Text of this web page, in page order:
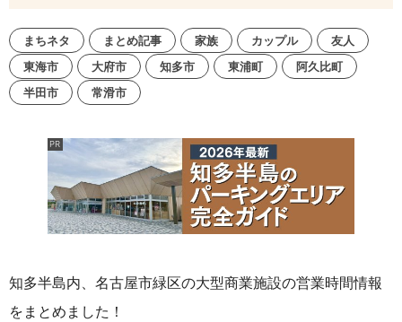
まちネタ まとめ記事 家族 カップル
友人
東海市
大府市 知多市 東浦町
阿久比町
半田市
常滑市
知多半島内、名古屋市緑区の大型商業施設の営業時間情報
をまとめました！